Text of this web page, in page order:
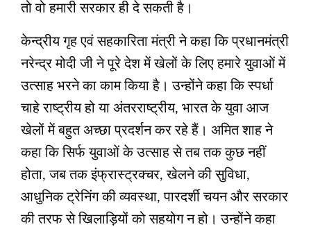
तो वो हमारी सरकार ही दे सकती है।
केन्द्रीय गृह एवं सहकारिता मंत्री ने कहा कि प्रधानमंत्री
नरेन्द्र मोदी जी ने पूरे देश में खेलों के लिए हमारे युवाओं में
उत्साह भरने का काम किया है। उन्होंने कहा कि स्पर्धा
चाहे राष्ट्रीय हो या अंतरराष्ट्रीय, भारत के युवा आज
खेलों में बहुत अच्छा प्रदर्शन कर रहे हैं। अमित शाह ने
कहा कि सिर्फ युवाओं के उत्साह से तब तक कुछ नहीं
होता, जब तक इंफ्रास्ट्रक्चर, खेलने की सुविधा,
आधुनिक ट्रेनिंग की व्यवस्था, पारदर्शी चयन और सरकार
की तरफ से खिलाड़ियों को सहयोग न हो। उन्होंने कहा